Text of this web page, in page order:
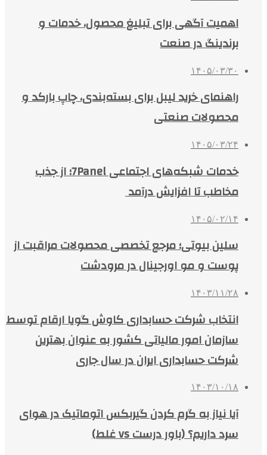
اهمیت آگهی برای تبلیغ محصول، خدمات و
برندینگ در صنعت
۱۴۰۵/۰۳/۳۰
راهنمای خرید لیبل برای بسته‌بندی، چاپ بارکد و
محصولات صنعتی
۱۴۰۵/۰۳/۲۴
خدمات شبکه‌های اجتماعی 7Panel؛ از جذب
مخاطب تا افزایش درآمد
۱۴۰۵/۰۲/۱۴
سلین بیوتی؛ مرجع تخصصی محصولات مراقبت از
پوست و مو اورجینال در مرودشت
۱۴۰۳/۱۱/۲۸
انتخاب شرکت حسابداری کاوش گویا ارقام توسط
سازمان امور مالیاتی کشور به عنوان بهترین
شرکت حسابداری ایران در سال جاری
۱۴۰۳/۱۰/۱۸
آیا نیاز به گرم کردن گیربکس اتوماتیک در هوای
سرد داریم؟ (باور درست vs غلط)